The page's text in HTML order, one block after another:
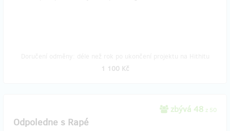
1 100 Kč
zbývá 48 z 50
Odpoledne s Rapé